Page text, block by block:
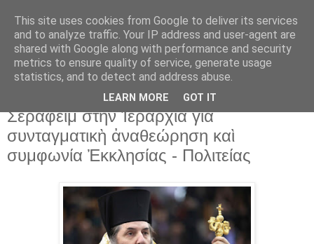
18 Νοε 2018
Ὑπομνήματα Μητροπολίτου Πειραιῶς
Σεραφεὶμ στὴν Ἱεραρχία γιὰ
συνταγματικὴ ἀναθεώρηση καὶ
συμφωνία Ἐκκλησίας - Πολιτείας
This site uses cookies from Google to deliver its services
and to analyze traffic. Your IP address and user-agent are
shared with Google along with performance and security
metrics to ensure quality of service, generate usage
statistics, and to detect and address abuse.
LEARN MORE GOT IT